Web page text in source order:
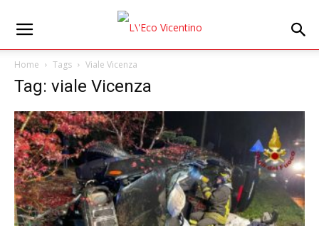
Home Tags Viale Vicenza
Tag: viale Vicenza